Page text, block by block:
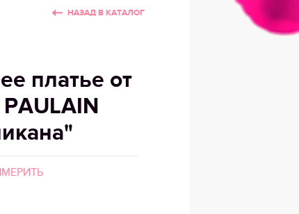
НАЗАД В КАТАЛОГ
платье от